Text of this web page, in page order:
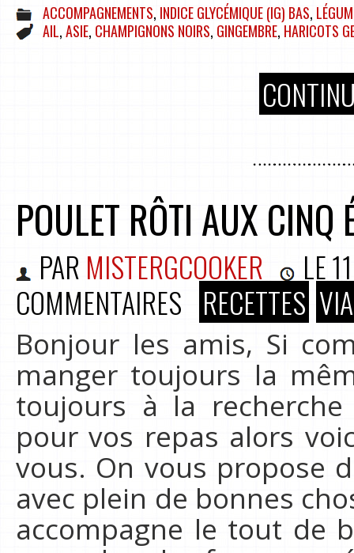
ACCOMPAGNEMENTS, INDICE GLYCÉMIQUE (IG) BAS,
AIL,ASIE, CHAMPIGNONS NOIRS, GINGEMBRE, HARICOTS
POULET RÔTI AUX CINQ
PAR MISTERGCOOKER LE
COMMENTAIRES RECETTES
Bonjour les amis, Si
manger toujours la
toujours à la
pour vos repas alors
vous. On vous propose
avec plein de bonnes
accompagne le tout de